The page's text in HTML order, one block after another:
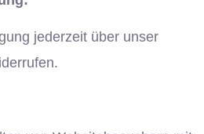
jederzeit über unser